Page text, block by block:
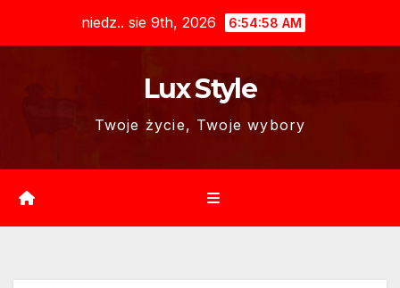
niedz.. sie 9th, 2026 6:54:59 AM
Lux Style
Twoje życie, Twoje wybory